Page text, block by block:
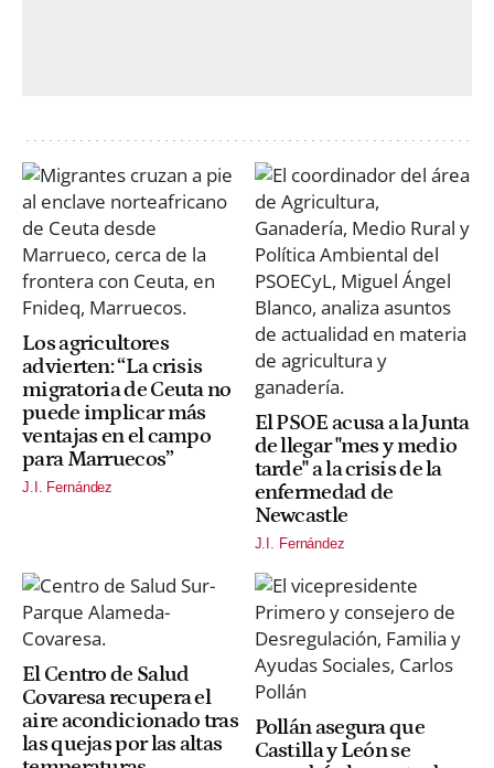
Los agricultores
advierten: “La crisis
migratoria de Ceuta no
puede implicar más
ventajas en el campo
para Marruecos”
J.I. Fernández
El PSOE acusa a la Junta
de llegar "mes y medio
tarde" a la crisis de la
enfermedad de
Newcastle
J.I. Fernández
El Centro de Salud
Covaresa recupera el
aire acondicionado tras
las quejas por las altas
Pollán asegura que
Castilla y León se